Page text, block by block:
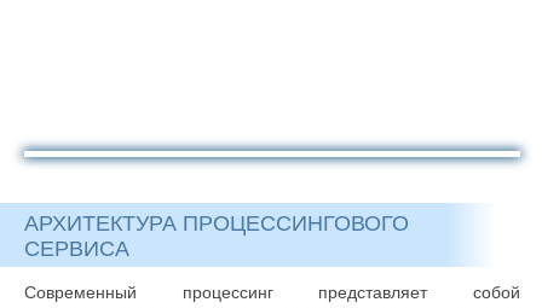
АРХИТЕКТУРА ПРОЦЕССИНГОВОГО
СЕРВИСА
Современный процессинг представляет собой